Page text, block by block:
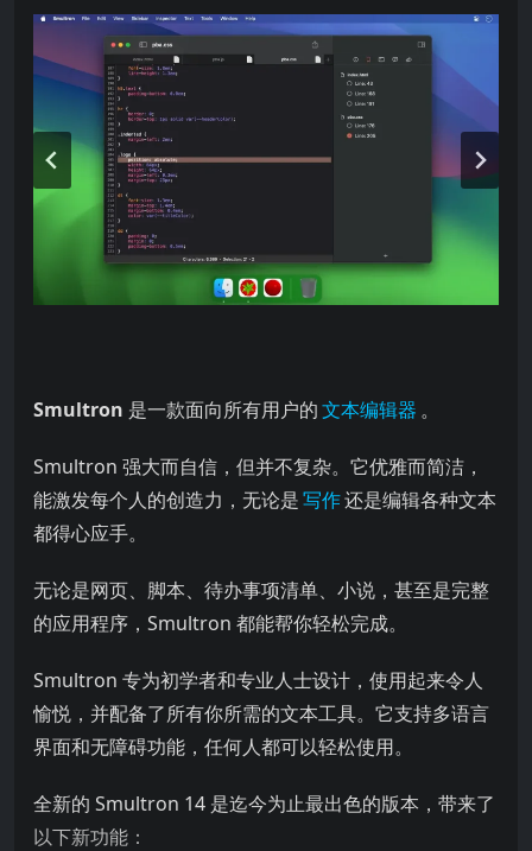
是一款面向所有用户的 。 Smultron 文本编辑器 写作 现
Smultron 是一款面向所有用户的文本编辑器 。
Smultron 强大而自信，但并不复杂。它优雅而简洁，
能激发每个人的创造力，无论是写作还是编辑各种文本
都得心应手。
无论是网页、脚本、待办事项清单、小说，甚至是完整
的应用程序，Smultron 都能帮你轻松完成。
Smultron 专为初学者和专业人士设计，使用起来令人
愉悦，并配备了所有你所需的文本工具。它支持多语言
界面和无障碍功能，任何人都可以轻松使用。
全新的 Smultron 14 是迄今为止最出色的版本，带来了
以下新功能：